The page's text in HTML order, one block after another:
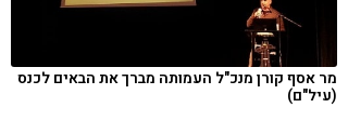
מר אסף קורן מנכ"ל העמותה מברך את הבאים לכנס
(עיל"ם)